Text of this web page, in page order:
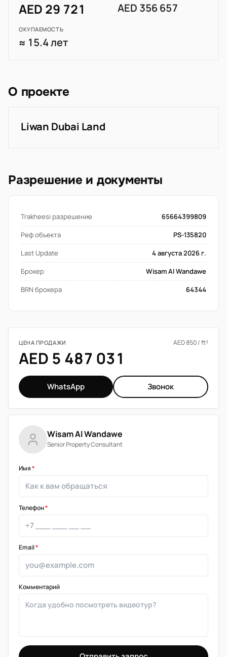
AED 29 721 AED 356 657
ОКУПАЕМОСТЬ
≈ 15.4 лет
О проекте
Liwan Dubai Land
Разрешение и документы
Trakheesi разрешение
65664399809
Реф объекта
PS-135820
Last Update
4 августа 2026 г.
Брокер
Wisam Al Wandawe
BRN брокера
64344
ЦЕНА ПРОДАЖИ AED 850 / ft²
AED 5 487 031
WhatsApp Звонок
Wisam Al Wandawe
Senior Property Consultant
Имя*
Телефон*
Email*
Комментарий